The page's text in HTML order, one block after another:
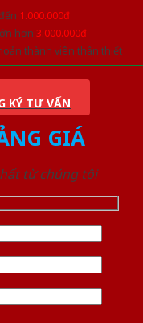
1.000.000đ
hơn 3.000.000đ
thành viên thân thiết
KÝ TƯ VẤN
GIÁ
từ chúng tôi